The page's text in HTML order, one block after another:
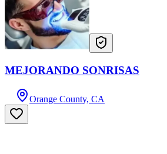
MEJORANDO SONRISAS
Orange County, CA